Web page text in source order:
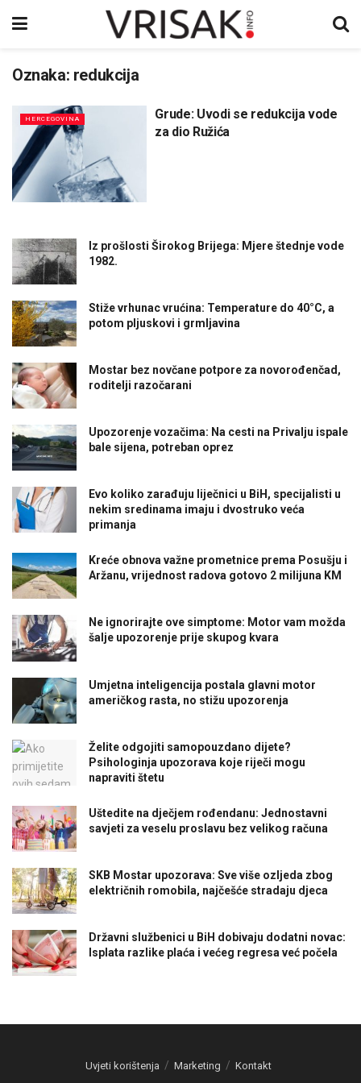
Oznaka: redukcija
HERCEGOVINA
Grude: Uvodi se redukcija vode
za dio Ružića
Iz prošlosti Širokog Brijega: Mjere štednje vode
1982.
Stiže vrhunac vrućina: Temperature do 40°C, a
potom pljuskovi i grmljavina
Mostar bez novčane potpore za novorođenčad,
roditelji razočarani
Upozorenje vozačima: Na cesti na Privalju ispale
bale sijena, potreban oprez
Evo koliko zarađuju liječnici u BiH, specijalisti u
nekim sredinama imaju i dvostruko veća
primanja
Kreće obnova važne prometnice prema Posušju i
Aržanu, vrijednost radova gotovo 2 milijuna KM
Ne ignorirajte ove simptome: Motor vam možda
šalje upozorenje prije skupog kvara
Umjetna inteligencija postala glavni motor
američkog rasta, no stižu upozorenja
Želite odgojiti samopouzdano dijete?
Psihologinja upozorava koje riječi mogu
napraviti štetu
Uštedite na dječjem rođendanu: Jednostavni
savjeti za veselu proslavu bez velikog računa
SKB Mostar upozorava: Sve više ozljeda zbog
električnih romobila, najčešće stradaju djeca
Državni službenici u BiH dobivaju dodatni novac:
Isplata razlike plaća i većeg regresa već počela
Uvjeti korištenja Marketing Kontakt